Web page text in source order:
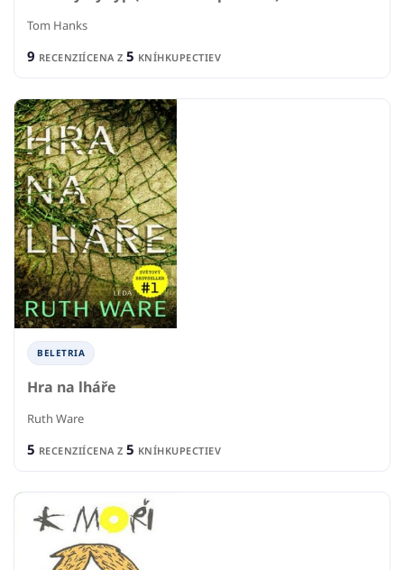
Tom Hanks
9 RECENZIÍCENA Z 5 KNÍHKUPECTIEV
BELETRIA
Hra na lháře
Ruth Ware
5 RECENZIÍCENA Z 5 KNÍHKUPECTIEV